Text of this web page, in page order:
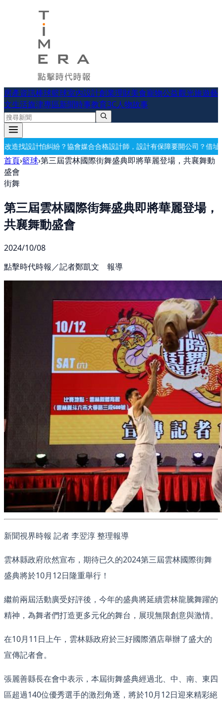
房產資訊棒球籃球室內設計創業理財美食寵物公益觀光旅遊藝
文生活旗津專區新聞時事教育3C人物故事
合合格設計師，設計有保障要開公司？借址登記・公司設立・工商登
首頁›籃球›第三屆雲林國際街舞盛典即將華麗登場，共襄舞動
盛會
街舞
第三屆雲林國際街舞盛典即將華麗登場，
共襄舞動盛會
2024/10/08
點擊時代時報／記者鄭凱文 報導
新聞視界時報 記者 李翌淳 整理報導
雲林縣政府欣然宣布，期待已久的2024第三屆雲林國際街舞
盛典將於10月12日隆重舉行！
繼前兩屆活動廣受好評後，今年的盛典將延續雲林龍騰舞躍的
精神，為舞者們打造更多元化的舞台，展現無限創意與激情。
在10月11日上午，雲林縣政府於三好國際酒店舉辦了盛大的
宣傳記者會。
張麗善縣長在會中表示，本屆街舞盛典經過北、中、南、東四
區超過140位優秀選手的激烈角逐，將於10月12日迎來精彩絕